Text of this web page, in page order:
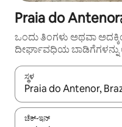
Praia do
ಒಂದು ತಿಂಗಳು ಅಥವಾ
ದೀರ್ಘಾವಧಿಯ ಬಾಡಿಗೆಗಳನ್ನು
ಸ್ಥಳ
ಫಲಿತಾಂಶಗಳು
ಚೆಕ್-ಇನ್